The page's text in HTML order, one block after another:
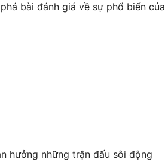
bài đánh giá về sự phổ biến của
hưởng những trận đấu sôi động